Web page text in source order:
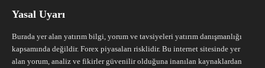
Yasal Uyarı
Burada yer alan yatırım bilgi, yorum ve tavsiyeleri yatırım danışmanlığı
kapsamında değildir. Forex piyasaları risklidir. Bu internet sitesinde yer
alan yorum, analiz ve fikirler güvenilir olduğuna inanılan kaynaklardan